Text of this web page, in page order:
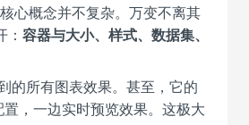
心概念并不复杂。万变不离其
：容器与大小、样式、数据集、
的所有图表效果。甚至，它的
，一边实时预览效果。这极大